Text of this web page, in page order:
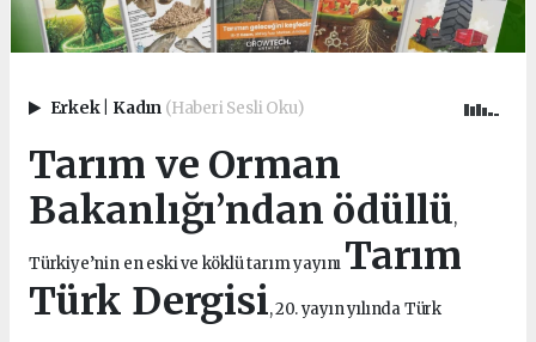
Erkek Kadın (Haberi Sesli Oku)
Tarım ve Orman
Bakanlığı’ndan ödüllü,
Türkiye’nin en eski ve köklü tarım yayını Tarım
Türk Dergisi, 20. yayın yılında Türk